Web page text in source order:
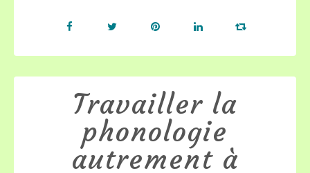
Travailler la
phonologie
autrement à